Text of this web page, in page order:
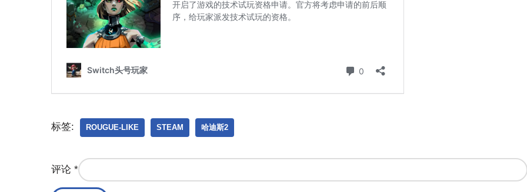
标签: ROUGUE-LIKE STEAM 哈迪斯2
评论 *